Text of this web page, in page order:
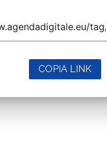
COPIA LINK